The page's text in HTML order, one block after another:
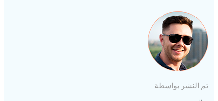
تم النشر بواسطة